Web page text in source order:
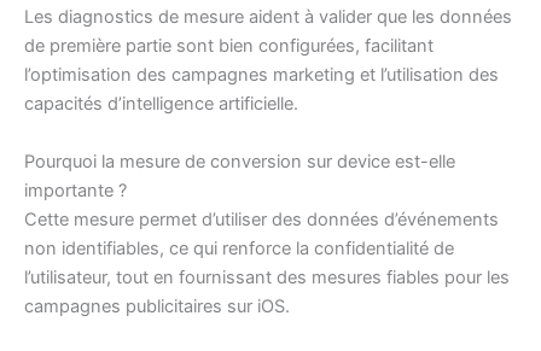
Les diagnostics de mesure aident à valider que les données
de première partie sont bien configurées, facilitant
l’optimisation des campagnes marketing et l’utilisation des
capacités d’intelligence artificielle.
Pourquoi la mesure de conversion sur device est-elle
importante ?
Cette mesure permet d’utiliser des données d’événements
non identifiables, ce qui renforce la confidentialité de
l’utilisateur, tout en fournissant des mesures fiables pour les
campagnes publicitaires sur iOS.